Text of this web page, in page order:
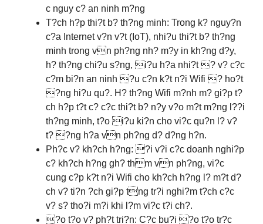
c nguy c? an ninh m?ng
T?ch h?p thi?t b? th?ng minh: Trong k? nguy?n
c?a Internet v?n v?t (IoT), nhi?u thi?t b? th?ng
minh trong vn ph?ng nh? m?y in kh?ng d?y,
h? th?ng chi?u s?ng, i?u h?a nhi?t ? v? c?c
c?m bi?n an ninh ?u c?n k?t n?i Wifi ? ho?t
?ng hi?u qu?. H? th?ng Wifi m?nh m? gi?p t?
ch h?p t?t c? c?c thi?t b? n?y v?o m?t m?ng l??i
th?ng minh, t?o i?u ki?n cho vi?c qu?n l? v?
t? ?ng h?a vn ph?ng d? d?ng h?n.
Ph?c v? kh?ch h?ng: ?i v?i c?c doanh nghi?p
c? kh?ch h?ng gh? thm vn ph?ng, vi?c
cung c?p k?t n?i Wifi cho kh?ch h?ng l? m?t d?
ch v? ti?n ?ch gi?p tng tr?i nghi?m t?ch c?c
v? s? tho?i m?i khi l?m vi?c t?i ch?.
?o t?o v? ph?t tri?n: C?c bu?i ?o t?o tr?c